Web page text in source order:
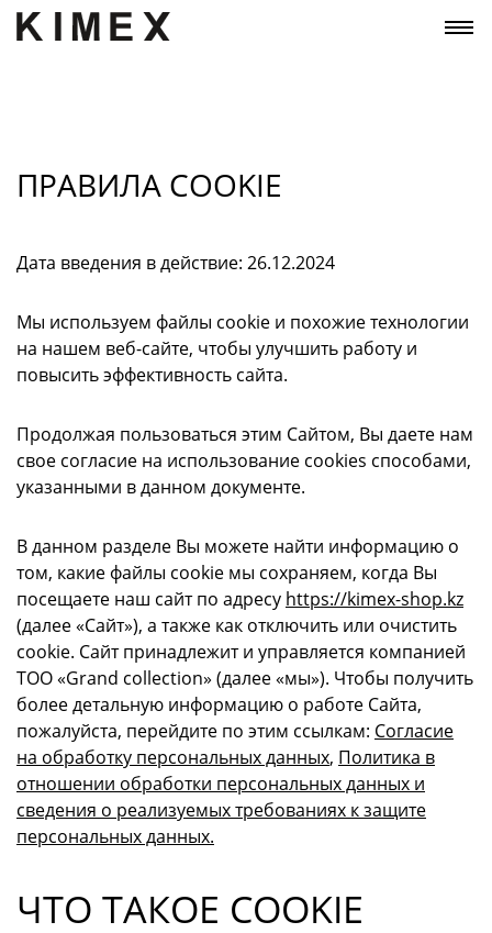
ПРАВИЛА COOKIE
Дата введения в действие: 26.12.2024
Мы используем файлы cookie и похожие технологии
на нашем веб-сайте, чтобы улучшить работу и
повысить эффективность сайта.
Продолжая пользоваться этим Сайтом, Вы даете нам
свое согласие на использование cookies способами,
указанными в данном документе.
В данном разделе Вы можете найти информацию о
том, какие файлы cookie мы сохраняем, когда Вы
посещаете наш сайт по адресу https://kimex-shop.kz
(далее «Сайт»), а также как отключить или очистить
cookie. Сайт принадлежит и управляется компанией
ТОО «Grand collection» (далее «мы»). Чтобы получить
более детальную информацию о работе Сайта,
пожалуйста, перейдите по этим ссылкам: Согласие
на обработку персональных данных, Политика в
отношении обработки персональных данных и
сведения о реализуемых требованиях к защите
персональных данных.
ЧТО ТАКОЕ COOKIE